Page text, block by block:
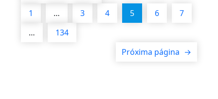
1
… 3 4 5 6
7
…
134
Próxima página →